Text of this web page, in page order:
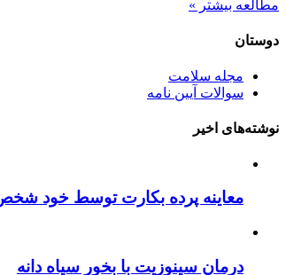
مطالعه بیشتر »
دوستان
مجله سلامت
سوالات آیین نامه
نوشته‌های اخیر
معاینه پرده بکارت توسط خود
درمان سینوزیت با بخور سیاه دانه